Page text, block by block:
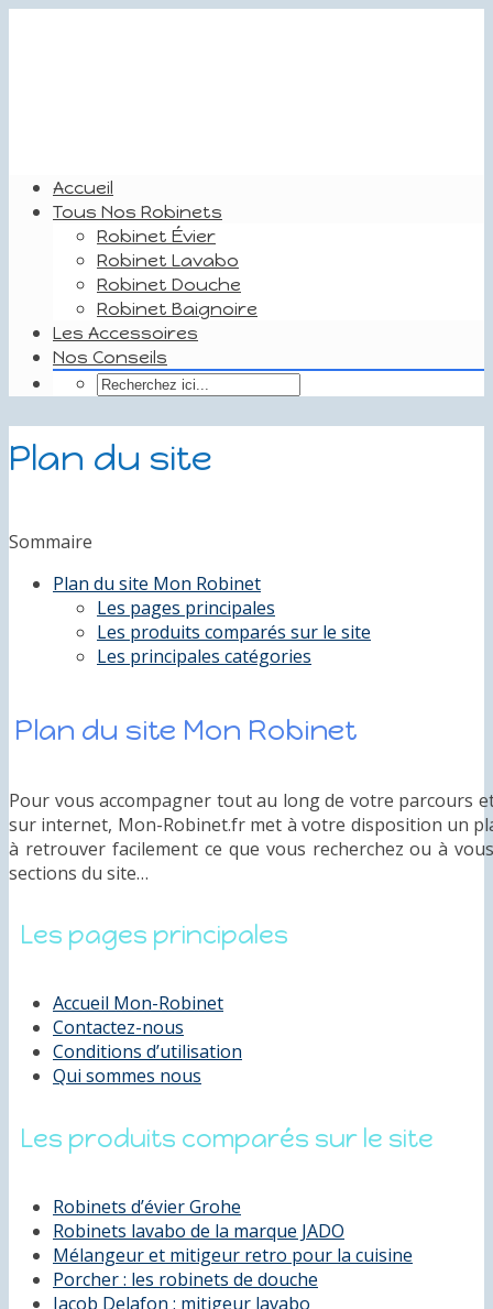
Accueil
Tous Nos Robinets
Robinet Évier
Robinet Lavabo
Robinet Douche
Robinet Baignoire
Les Accessoires
Nos Conseils
Plan du site
Sommaire
Plan du site Mon Robinet
Les pages principales
Les produits comparés sur le site
Les principales catégories
Plan du site Mon Robinet
Pour vous accompagner tout au long de votre parcours
sur internet, Mon-Robinet.fr met à votre disposition un
à retrouver facilement ce que vous recherchez ou à
sections du site…
Les pages principales
Accueil Mon-Robinet
Contactez-nous
Conditions d’utilisation
Qui sommes nous
Les produits comparés sur le site
Robinets d’évier Grohe
Robinets lavabo de la marque JADO
Mélangeur et mitigeur retro pour la cuisine
Porcher : les robinets de douche
Jacob Delafon : mitigeur lavabo